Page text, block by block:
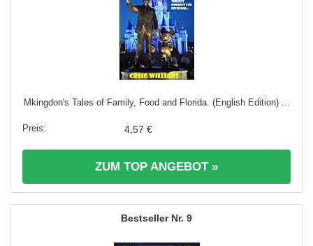
Mkingdon's Tales of Family, Food and Florida. (English Edition) ...
4,57 €
ZUM TOP ANGEBOT »
9